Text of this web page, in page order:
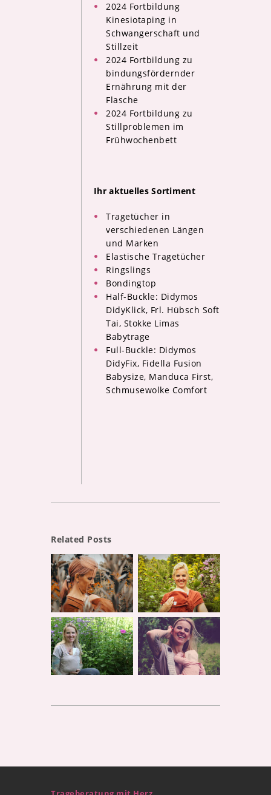
2024 Fortbildung
Kinesiotaping in
Schwangerschaft und
Stillzeit
2024 Fortbildung zu
bindungsfördernder
Ernährung mit der
Flasche
2024 Fortbildung zu
Stillproblemen im
Frühwochenbett
Ihr aktuelles Sortiment
Tragetücher in
verschiedenen Längen
und Marken
Elastische Tragetücher
Ringslings
Bondingtop
Half-Buckle: Didymos
DidyKlick, Frl. Hübsch Soft
Tai, Stokke Limas
Babytrage
Full-Buckle: Didymos
DidyFix, Fidella Fusion
Babysize, Manduca First,
Schmusewolke Comfort
Related Posts